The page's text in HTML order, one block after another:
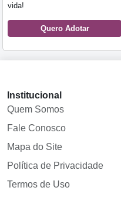
vida!
Quero Adotar
Institucional
Quem Somos
Fale Conosco
Mapa do Site
Política de Privacidade
Termos de Uso